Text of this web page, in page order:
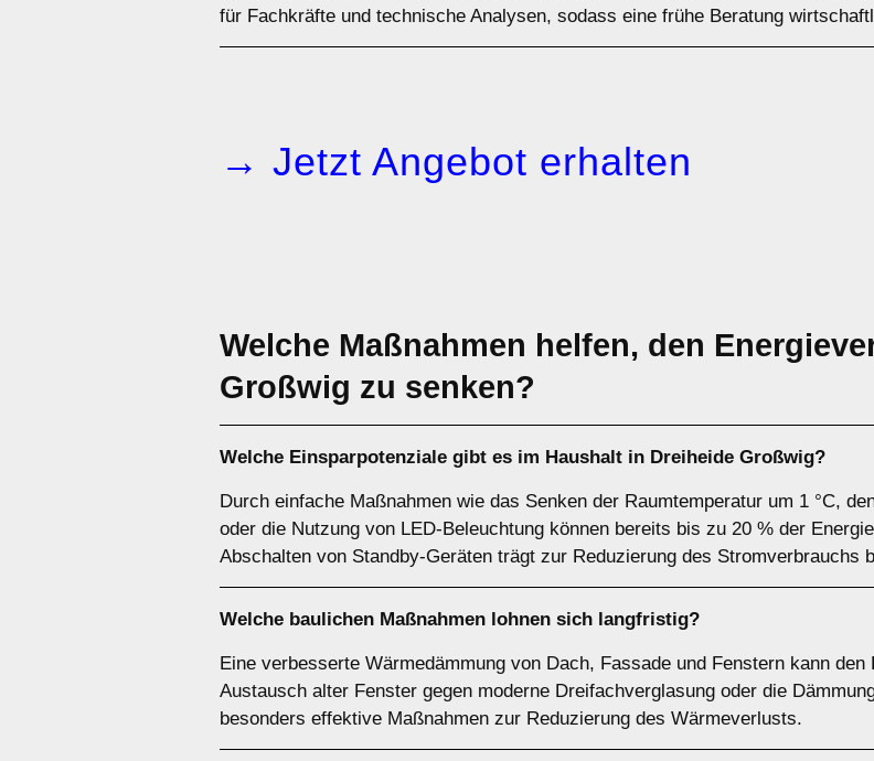
für Fachkräfte und technische Analysen, sodass eine frühe Beratung
→ Jetzt Angebot erhalten
Welche Maßnahmen helfen, den
Großwig zu senken?
Welche Einsparpotenziale gibt es im Haushalt in Dreiheide Großwig?
Durch einfache Maßnahmen wie das Senken der Raumtemperatur um 1 °C,
oder die Nutzung von LED-Beleuchtung können bereits bis zu 20 % der
Abschalten von Standby-Geräten trägt zur Reduzierung des Stromverbrauchs
Welche baulichen Maßnahmen lohnen sich langfristig?
Eine verbesserte Wärmedämmung von Dach, Fassade und Fenstern kann
Austausch alter Fenster gegen moderne Dreifachverglasung oder die
besonders effektive Maßnahmen zur Reduzierung des Wärmeverlusts.